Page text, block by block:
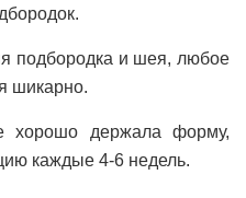
подбородка и шея, любое
шикарно.
хорошо держала форму,
каждые 4-6 недель.